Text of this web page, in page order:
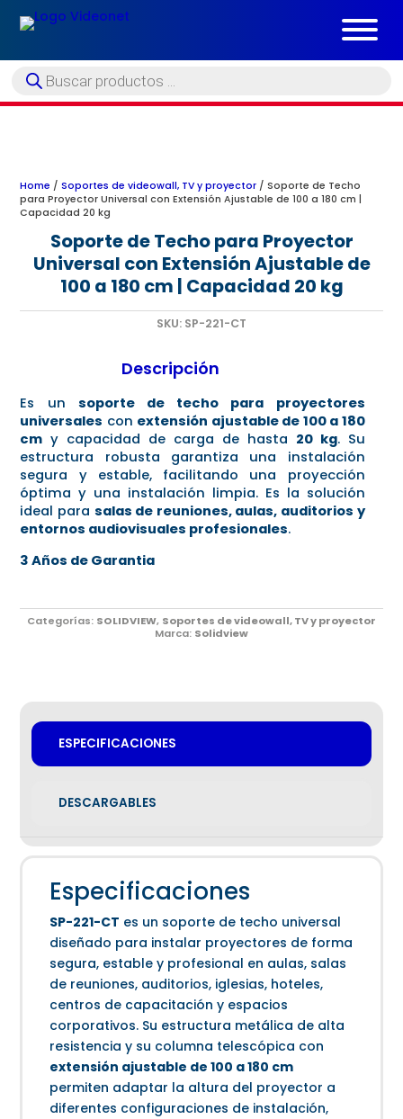
Búsqueda
de
Home /Soportes de videowall, TV y proyector / Soporte de Techo
para Proyector Universal con Extensión Ajustable de 100 a 180 cm |
Capacidad 20 kg
Soporte de Techo para Proyector
Universal con Extensión Ajustable de
100 a 180 cm | Capacidad 20 kg
SKU: SP-221-CT
Descripción
Es un soporte de techo para proyectores
universales con extensión ajustable de 100 a 180
cm y capacidad de carga de hasta 20 kg. Su
estructura robusta garantiza una instalación
segura y estable, facilitando una proyección
óptima y una instalación limpia. Es la solución
ideal para salas de reuniones, aulas, auditorios y
entornos audiovisuales profesionales.
3 Años de Garantia
Categorías: SOLIDVIEW, Soportes de videowall, TV y proyector
Marca: Solidview
ESPECIFICACIONES
DESCARGABLES
Especificaciones
SP-221-CT es un soporte de techo universal
diseñado para instalar proyectores de forma
segura, estable y profesional en aulas, salas
de reuniones, auditorios, iglesias, hoteles,
centros de capacitación y espacios
corporativos. Su estructura metálica de alta
resistencia y su columna telescópica con
extensión ajustable de 100 a 180 cm
permiten adaptar la altura del proyector a
diferentes configuraciones de instalación,